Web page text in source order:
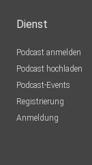
Dienst
Podcast anmelden
Podcast hochladen
Podcast-Events
Registrierung
Anmeldung